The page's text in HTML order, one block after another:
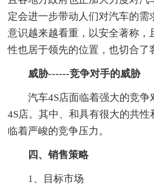
定会进一步带动人们对汽车的需
意识越来越看重，以安全著称，
性也居于领先的位置，也切合了
威胁------竞争对手的威胁
汽车4S店面临着强大的竞争
4S店。其中、和具有很大的共
临着严峻的竞争压力。
四、销售策略
1、目标市场